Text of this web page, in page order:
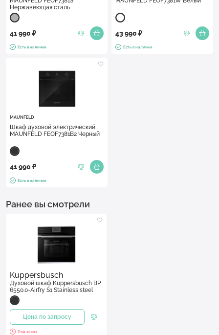
Нержавеющая сталь
41 990 ₽
Есть в наличии
43 990 ₽
Есть в наличии
MAUNFELD
Шкаф духовой электрический
MAUNFELD FEOF7381B2 Черный
41 990 ₽
Есть в наличии
Ранее вы смотрели
Kuppersbusch
Духовой шкаф Kuppersbusch BP
6550.0-Airfry S1 Stainless steel
Цена по запросу
Под заказ